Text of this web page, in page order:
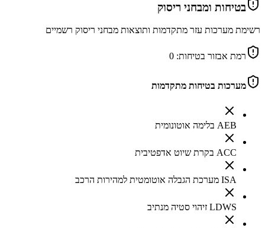
בטיחות ומבחני ריסוק
רשימת מערכות עזר מתקדמות ותוצאות מבחני ריסוק רשמיים
רמת אבזור בטיחות: 0
מערכות בטיחות מתקדמות
AEB בלימה אוטונומית
ACC בקרת שיוט אדפטיבית
ISA מערכת הגבלה אוטומטית למהירות הרכב
LDWS זיהוי סטיה מנתיב